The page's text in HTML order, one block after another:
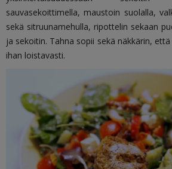
sauvasekoittimella, maustoin suolalla,
sekä sitruunamehulla, ripottelin sekaan
ja sekoitin. Tahna sopii sekä näkkärin, että
ihan loistavasti.